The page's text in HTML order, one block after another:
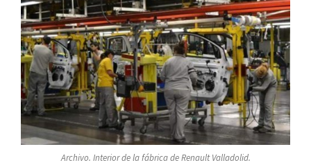
Archivo. Interior de la fábrica de Renault Valladolid.